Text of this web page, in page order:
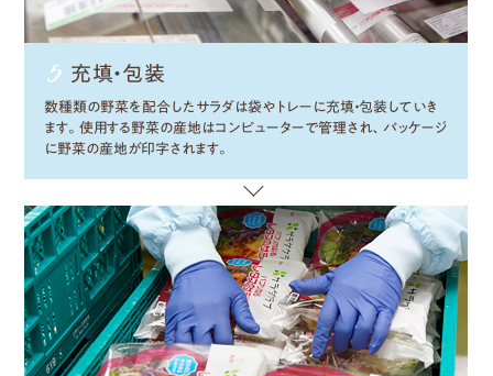
充填・包装
数種類の野菜を配合したサラダは袋やトレーに充填・包装していき
ます。使用する野菜の産地はコンピューターで管理され、パッケージ
に野菜の産地が印字されます。